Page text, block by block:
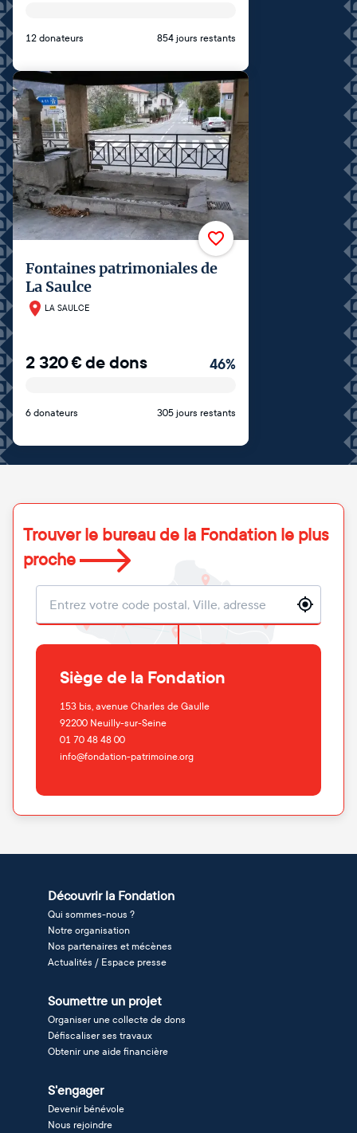
12 donateurs 854 jours restants
Fontaines patrimoniales de
La Saulce
LA SAULCE
2 320€de dons 46%
6 donateurs 305 jours restants
Trouver le bureau de la Fondation le plus
proche
Localisation
Siège de la Fondation
153 bis, avenue Charles de Gaulle
92200 Neuilly-sur-Seine
01 70 48 48 00
info@fondation-patrimoine.org
Découvrir la Fondation
Qui sommes-nous ?
Notre organisation
Nos partenaires et mécènes
Actualités / Espace presse
Soumettre un projet
Organiser une collecte de dons
Défiscaliser ses travaux
Obtenir une aide financière
S'engager
Devenir bénévole
Nous rejoindre